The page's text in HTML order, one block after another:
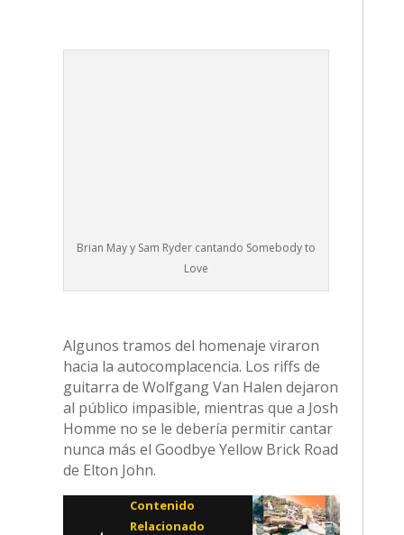
Brian May y Sam Ryder cantando Somebody to
Love
Algunos tramos del homenaje viraron
hacia la autocomplacencia. Los riffs de
guitarra de Wolfgang Van Halen dejaron
al público impasible, mientras que a Josh
Homme no se le debería permitir cantar
nunca más el Goodbye Yellow Brick Road
de Elton John.
Contenido
Relacionado